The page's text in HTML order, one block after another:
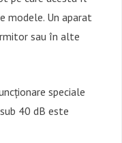
modele. Un aparat
sau în alte
speciale
40 dB este